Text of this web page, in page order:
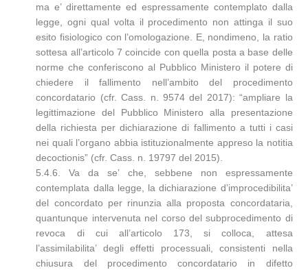
ma e’ direttamente ed espressamente contemplato dalla
legge, ogni qual volta il procedimento non attinga il suo
esito fisiologico con l’omologazione. E, nondimeno, la ratio
sottesa all’articolo 7 coincide con quella posta a base delle
norme che conferiscono al Pubblico Ministero il potere di
chiedere il fallimento nell’ambito del procedimento
concordatario (cfr. Cass. n. 9574 del 2017): “ampliare la
legittimazione del Pubblico Ministero alla presentazione
della richiesta per dichiarazione di fallimento a tutti i casi
nei quali l’organo abbia istituzionalmente appreso la notitia
decoctionis” (cfr. Cass. n. 19797 del 2015).
5.4.6. Va da se’ che, sebbene non espressamente
contemplata dalla legge, la dichiarazione d’improcedibilita’
del concordato per rinunzia alla proposta concordataria,
quantunque intervenuta nel corso del subprocedimento di
revoca di cui all’articolo 173, si colloca, attesa
l’assimilabilita’ degli effetti processuali, consistenti nella
chiusura del procedimento concordatario in difetto